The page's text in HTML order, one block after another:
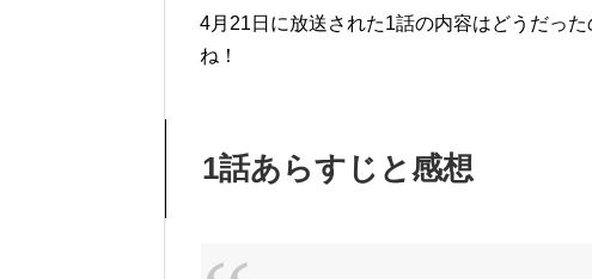
4月21日に放送された1話の内容はどうだっ
ね！
1話あらすじと感想